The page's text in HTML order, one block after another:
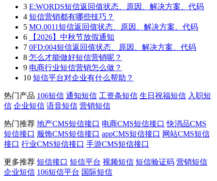
3 E:WORDS短信返回值状态、原因、解决方案、代码
4 短信营销都有哪些技巧？
5 MO.0011短信返回值状态、原因、解决方案、代码
6
【2026】中秋节放假通知
7 0FD:004短信返回值状态、原因、解决方案、代码
8 怎么才能做好短信营销呢？
9 电商行业短信营销怎么做？
10 短信平台对企业有什么帮助？
热门产品 106短信 通知短信 工资条短信 生日祝福短信 入职短
信 企业短信 语音短信 营销短信
热门推荐 地产CMS短信接口 电商CMS短信接口 快消品CMS
短信接口 服饰CMS短信接口 appCMS短信接口 网站CMS短信
接口 行业CMS短信接口 手游CMS短信接口
更多推荐 短信接口 短信平台 视频短信 短信验证码 营销短信
企业短信 106短信平台 国际短信